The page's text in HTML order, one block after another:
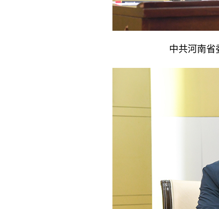
中共河南省